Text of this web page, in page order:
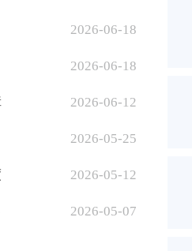
2026-06-18
2026-06-18
2026-06-12
2026-05-25
2026-05-12
2026-05-07